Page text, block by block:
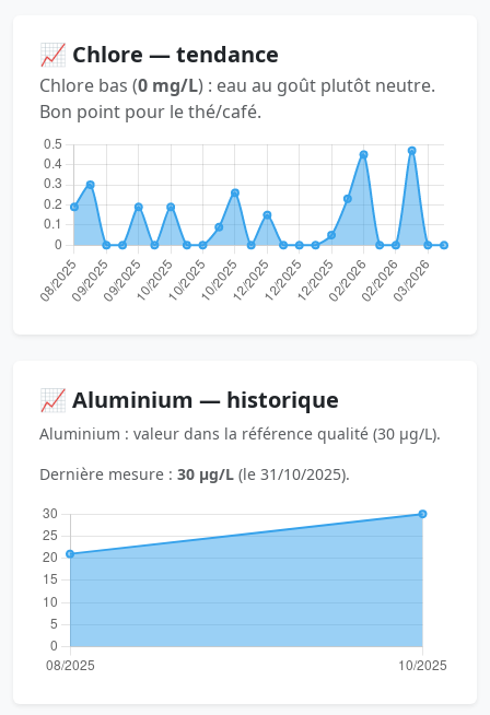
📈 Chlore — tendance
Chlore bas (0 mg/L) : eau au goût plutôt neutre.
Bon point pour le thé/café.
📈 Aluminium — historique
Aluminium : valeur dans la référence qualité (30 µg/L).
Dernière mesure : 30 µg/L (le 31/10/2025).